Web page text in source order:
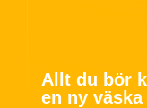
Allt du bör
en ny väska